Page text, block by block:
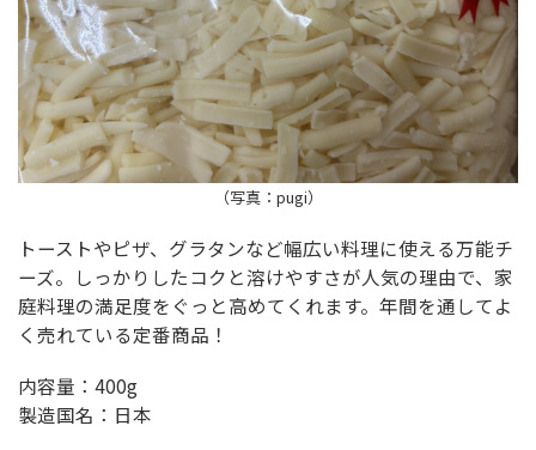
（写真：pugi）
トーストやピザ、グラタンなど幅広い料理に使える万能チ
ーズ。しっかりしたコクと溶けやすさが人気の理由で、家
庭料理の満足度をぐっと高めてくれます。年間を通してよ
く売れている定番商品！
内容量：400g
製造国名：日本